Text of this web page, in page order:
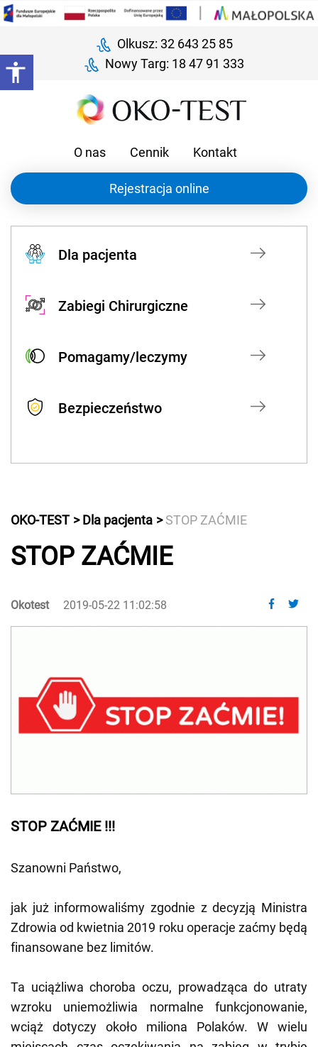
Olkusz: 32 643 25 85
Nowy Targ: 18 47 91 333
O nas Cennik Kontakt
Rejestracja online
Dla pacjenta
Zabiegi Chirurgiczne
Pomagamy/leczymy
Bezpieczeństwo
OKO-TEST Dla pacjenta STOP ZAĆMIE
STOP ZAĆMIE
Okotest 2019-05-22 11:02:58
STOP ZAĆMIE !!!
Szanowni Państwo,
jak już informowaliśmy zgodnie z decyzją Ministra
Zdrowia od kwietnia 2019 roku operacje zaćmy będą
finansowane bez limitów.
Ta uciążliwa choroba oczu, prowadząca do utraty
wzroku uniemożliwia normalne funkcjonowanie,
wciąż dotyczy około miliona Polaków. W wielu